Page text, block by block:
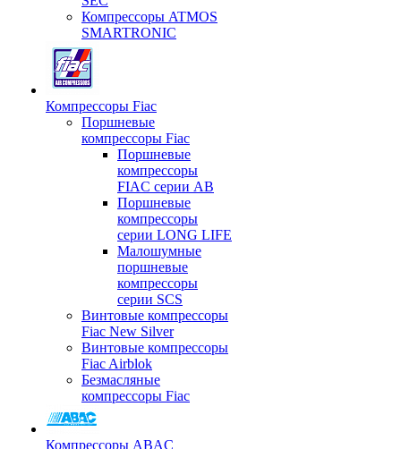
Компрессоры ATMOS
SMARTRONIC
Компрессоры Fiac
Поршневые
компрессоры Fiac
Поршневые
компрессоры
FIAC серии AB
Поршневые
компрессоры
серии LONG LIFE
Малошумные
поршневые
компрессоры
серии SCS
Винтовые компрессоры
Fiac New Silver
Винтовые компрессоры
Fiac Airblok
Безмасляные
компрессоры Fiac
Компрессоры ABAC